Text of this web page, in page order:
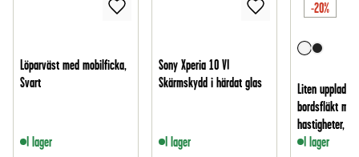
Löparväst med mobilficka,
Svart
I lager
Sony Xperia 10 VI
Skärmskydd i härdat glas
I lager
-20%
Liten
bordsfläkt
hastigheter, Vit
I lager